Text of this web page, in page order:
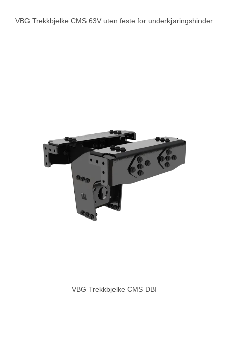
VBG Trekkbjelke CMS 63V uten feste for underkjøringshinder
VBG Trekkbjelke CMS DBI